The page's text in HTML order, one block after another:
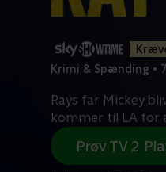
Krimi & Spænding •
Rays far Mickey
kommer til LA for
Prøv TV 2